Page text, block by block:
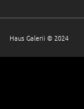
Haus Galerii © 2024